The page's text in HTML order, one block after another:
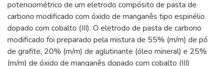
potenciométrico de um eletrodo compósito de pasta de
carbono modificado com óxido de manganês tipo espinélio
dopado com cobalto (III). O eletrodo de pasta de carbono
modificado foi preparado pela mistura de 55% (m/m) de pó
de grafite, 20% (m/m) de aglutinante (óleo mineral) e 25%
(m/m) de óxido de manganês dopado com cobalto (III)